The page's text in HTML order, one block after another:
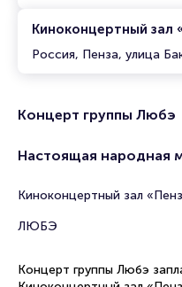
Киноконцертный зал
Россия, Пенза, улица
Концерт группы Любэ
Настоящая народная
Киноконцертный зал
ЛЮБЭ
Концерт группы Любэ